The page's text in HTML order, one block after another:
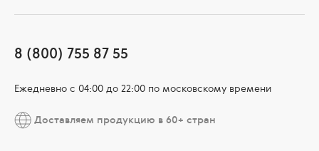
8 (800) 755 87 55
Ежедневно c 04:00 до 22:00 по московскому времени
Доставляем продукцию в 60+ стран